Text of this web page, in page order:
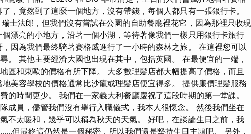
，竟然到了這麼一個地方，沒有帶錢，每個人都只有一張銀行卡。
士法郎，但我們沒有嘗試在公園的自助餐廳裡花它，因為那裡只收現
漂亮的小地方，沿著一個小湖，等待著像我們一樣只用銀行卡旅行
因為我們最終騎著賽格威進行了一小時的森林之旅。 在這裡您可以
。 其他主要經濟大國也出現在其中，包括英國。 在最便宜的一端，
區和東歐的價格有所下降。 大多數理髮店都大幅提高了價格，而且
美容學校的價格通常比沙龍或理髮店便宜得多。 提供廉價理髮服務
的時間更少。 我們在一家義大利餐廳慶祝了這段時期的第一堂課。
成員，儘管我們沒有舉行入職儀式，我本人很懷念。 然後我們坐在
不太暖和，幾乎可以稱為秋天的天氣。 好吧，在談論生日之前，我
但最終這仍然是一個秘密，所以我們還是堅持生日主題吧。 另外，